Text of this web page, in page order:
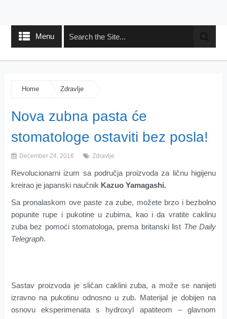
Menu
Home Zdravlje
Nova zubna pasta će
stomatologe ostaviti bez posla!
December 24, 2016 Zdravlje
Revolucionarni izum sa područja proizvoda za ličnu higijenu
kreirao je japanski naučnik Kazuo Yamagashi.
Sa pronalaskom ove paste za zube, možete brzo i bezbolno
popunite rupe i pukotine u zubima, kao i da vratite caklinu
zuba bez pomoći stomatologa, prema britanski list The Daily
Telegraph.
Sastav proizvoda je sličan caklini zuba, a može se nanijeti
izravno na pukotinu odnosno u zub. Materijal je dobijen na
osnovu eksperimenata s hydroxyl apatiteom – glavnom